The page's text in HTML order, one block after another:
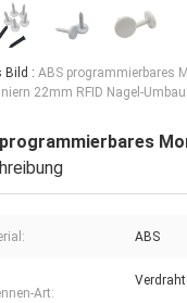
Bild : ABS programmierbares
22mm RFID Nagel-Umbau
ABS
Art: